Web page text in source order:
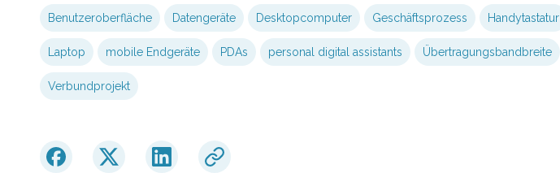
Benutzeroberfläche Datengeräte Desktopcomputer Geschäftsprozess Handytastatur
Laptop mobile Endgeräte PDAs personal digital assistants Übertragungsbandbreite
Verbundprojekt